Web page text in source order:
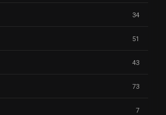
34
51
43
73
7